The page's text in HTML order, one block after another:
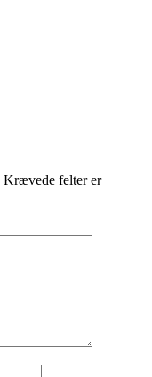
Krævede felter er